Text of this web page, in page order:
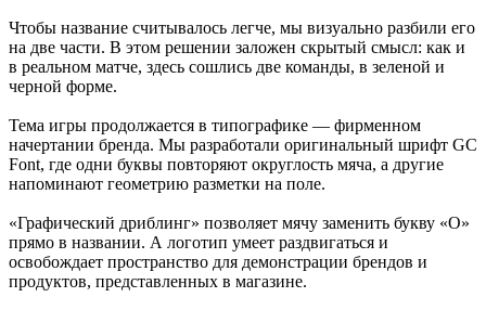
Чтобы название считывалось легче, мы визуально разбили его
на две части. В этом решении заложен скрытый смысл: как и
в реальном матче, здесь сошлись две команды, в зеленой и
черной форме.
Тема игры продолжается в типографике — фирменном
начертании бренда. Мы разработали оригинальный шрифт GC
Font, где одни буквы повторяют округлость мяча, а другие
напоминают геометрию разметки на поле.
«Графический дриблинг» позволяет мячу заменить букву «О»
прямо в названии. А логотип умеет раздвигаться и
освобождает пространство для демонстрации брендов и
продуктов, представленных в магазине.